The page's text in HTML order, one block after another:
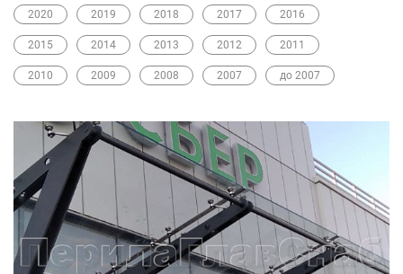
2020 2019 2018 2017 2016
2015 2014 2013 2012 2011
2010 2009 2008 2007 до 2007